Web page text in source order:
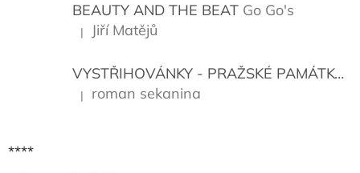
BEAUTY AND THE BEAT Go Go's
Hodnocení produktu je 5 z 5 hvězdiček.
| Jiří Matějů
VYSTŘIHOVÁNKY - PRAŽSKÉ PAMÁTKY
Hodnocení produktu je 5 z 5 hvězdiček.
| roman sekanina
****